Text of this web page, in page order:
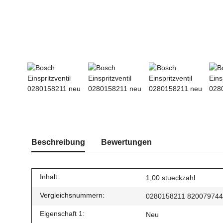
Beschreibung Bewertungen
Inhalt: 1,00 stueckzahl
Vergleichsnummern: 0280158211
Eigenschaft 1: Neu